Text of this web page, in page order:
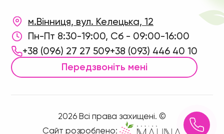
м.Вінниця, вул. Келецька, 12
Пн-Пт 8:30-19:00, Сб - 09:00-16:00
+38 (096) 27 27 509+38 (093) 446 40 10
Передзвоніть мені
2026 Всі права захищені. ©
Сайт розроблено: